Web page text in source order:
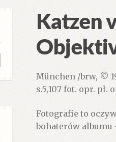
Katzen
München /brw, ©
s.5,107 fot. opr. pł.
Fotografie to
bohaterów albumu